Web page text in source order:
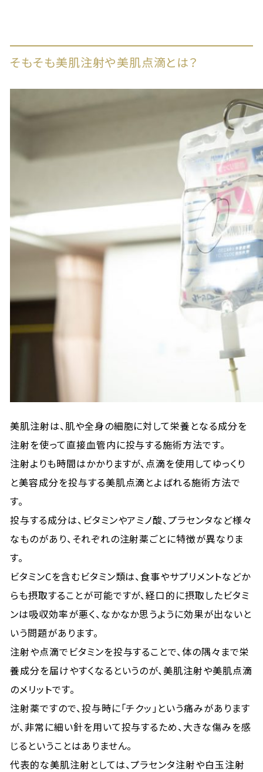
そもそも美肌注射や美肌点滴とは？
美肌注射は、肌や全身の細胞に対して栄養となる成分を
注射を使って直接血管内に投与する施術方法です。
注射よりも時間はかかりますが、点滴を使用してゆっくり
と美容成分を投与する美肌点滴とよばれる施術方法で
す。
投与する成分は、ビタミンやアミノ酸、プラセンタなど様々
なものがあり、それぞれの注射薬ごとに特徴が異なりま
す。
ビタミンCを含むビタミン類は、食事やサプリメントなどか
らも摂取することが可能ですが、経口的に摂取したビタミ
ンは吸収効率が悪く、なかなか思うように効果が出ないと
いう問題があります。
注射や点滴でビタミンを投与することで、体の隅々まで栄
養成分を届けやすくなるというのが、美肌注射や美肌点滴
のメリットです。
注射薬ですので、投与時に「チクッ」という痛みがあります
が、非常に細い針を用いて投与するため、大きな傷みを感
じるということはありません。
代表的な美肌注射としては、プラセンタ注射や白玉注射